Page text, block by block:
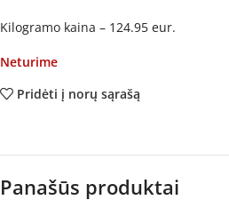
Kilogramo kaina – 124.95 eur.
Neturime
Pridėti į norų sąrašą
Panašūs produktai